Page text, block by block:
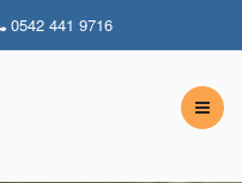
0542 441 9716